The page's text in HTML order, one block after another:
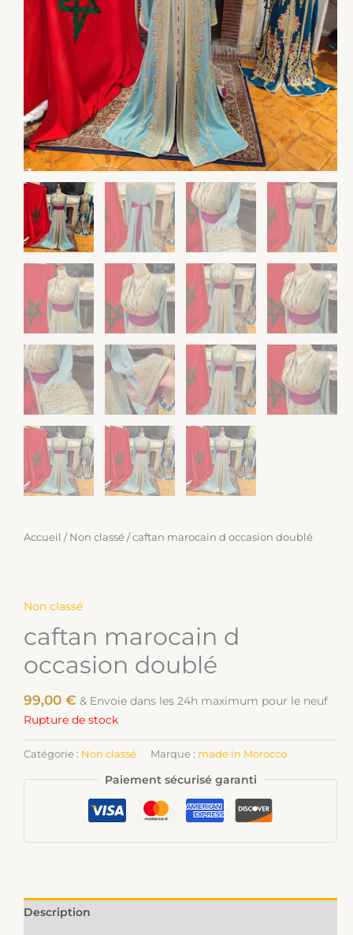
Accueil / Non classé / caftan marocain d occasion doublé
Non classé
caftan marocain d
occasion doublé
99,00 € & Envoie dans les 24h maximum pour le neuf
Rupture de stock
Catégorie : Non classé Marque : made in Morocco
Paiement sécurisé garanti
Description